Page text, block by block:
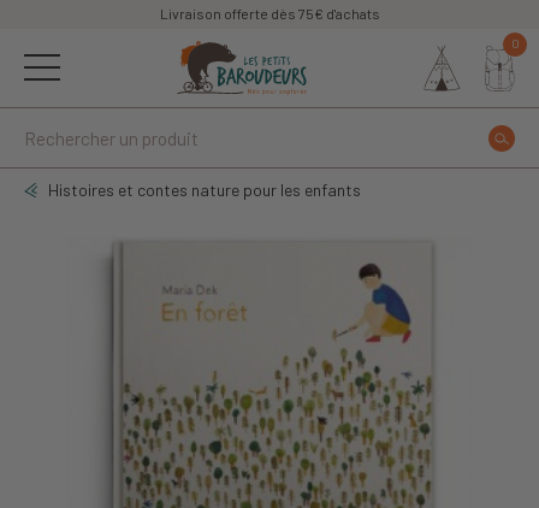
Livraison offerte dès 75€ d'achats
0
Histoires et contes nature pour les enfants